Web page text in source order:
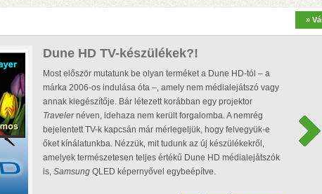
– 7” átmérőjű színes
– Amazon Alexa, Google Home
kábelei is elegendőek lehetnek
– Minden szükséges eszközt
»
Dune HD TV-készülékek?!
Most először mutatunk be olyan terméket a Dune HD-tól – a
márka 2006-os indulása óta –, amely nem médialejátszó vagy
annak kiegészítője. Bár létezett korábban egy projektor
Travelernéven, idehaza nem került forgalomba. A nemrég
bejelentett TV-k kapcsán már mérlegeljük, hogy felvegyük-e
őket kínálatunkba. Nézzük, mit tudunk az új készülékekről,
amelyek természetesen teljes értékű Dune HD médialejátszók
is, SamsungQLED képernyővel egybeépítve.